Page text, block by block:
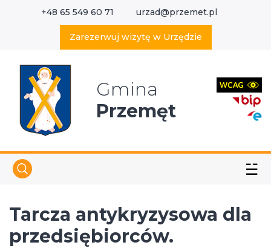
+48 65 549 60 71 urzad@przemet.pl
Zarezerwuj wizytę w Urzędzie
Gmina
Przemęt
☱
Tarcza antykryzysowa dla
przedsiębiorców.
Wyszukaj w serwisie